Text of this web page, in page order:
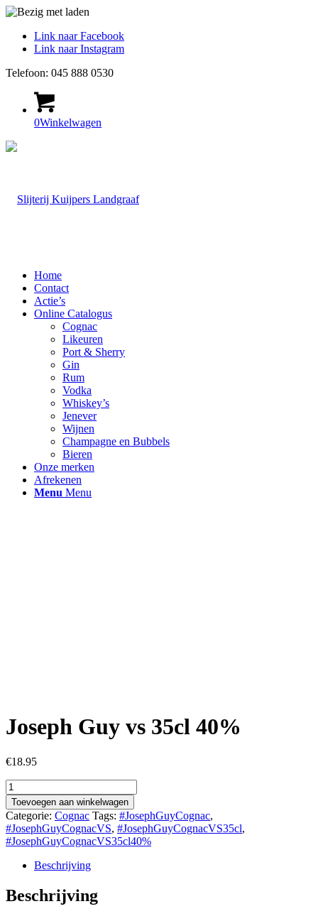
Link naar Facebook
Link naar Instagram
Telefoon: 045 888 0530
0Winkelwagen
Home
Contact
Actie’s
Online Catalogus
Cognac
Likeuren
Port & Sherry
Gin
Rum
Vodka
Whiskey’s
Jenever
Wijnen
Champagne en Bubbels
Bieren
Onze merken
Afrekenen
Menu Menu
Joseph Guy vs 35cl 40%
€18.95
Joseph
Guy
vs
35cl
40%
aantal
Toevoegen aan winkelwagen
Categorie: Cognac Tags: #JosephGuyCognac,
#JosephGuyCognacVS, #JosephGuyCognacVS35cl,
#JosephGuyCognacVS35cl40%
Beschrijving
Beschrijving